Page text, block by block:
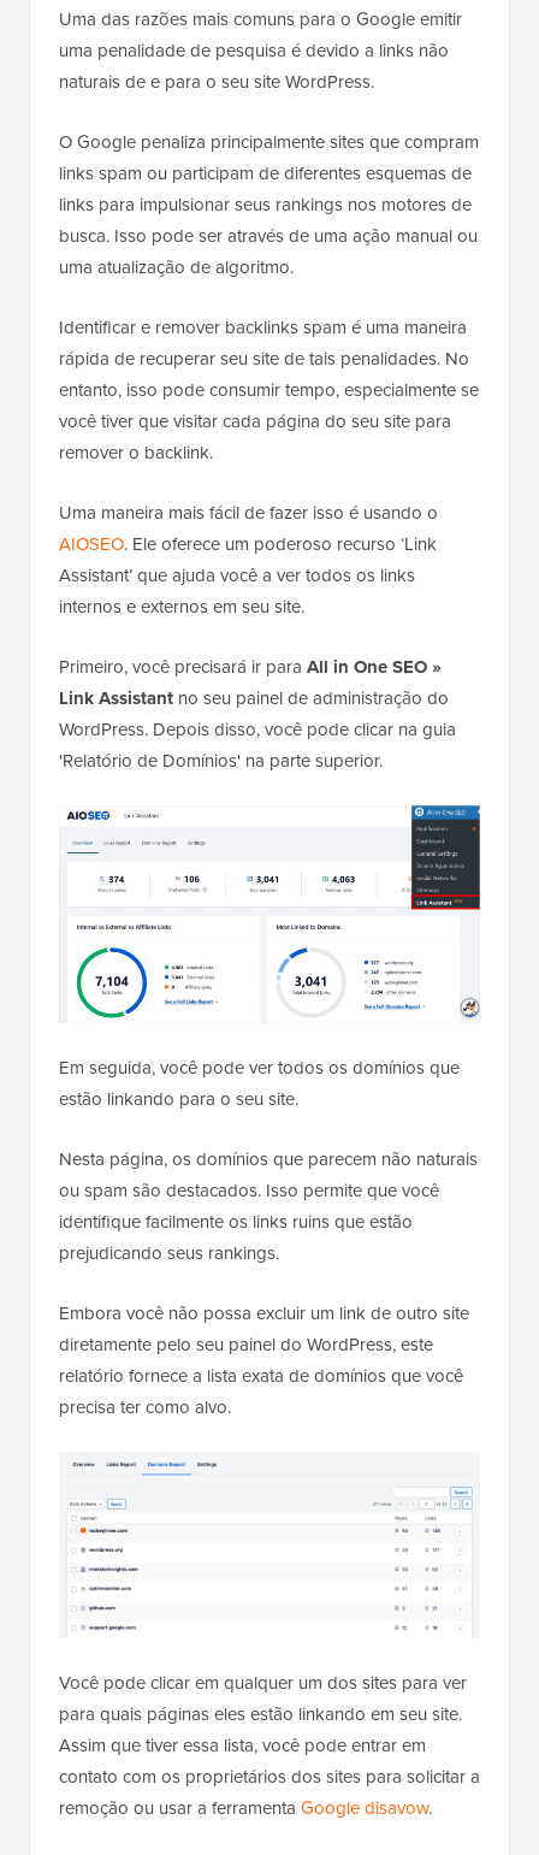
Uma das razões mais comuns para o Google emitir
uma penalidade de pesquisa é devido a links não
naturais de e para o seu site WordPress.
O Google penaliza principalmente sites que compram
links spam ou participam de diferentes esquemas de
links para impulsionar seus rankings nos motores de
busca. Isso pode ser através de uma ação manual ou
uma atualização de algoritmo.
Identificar e remover backlinks spam é uma maneira
rápida de recuperar seu site de tais penalidades. No
entanto, isso pode consumir tempo, especialmente se
você tiver que visitar cada página do seu site para
remover o backlink.
Uma maneira mais fácil de fazer isso é usando o
AIOSEO. Ele oferece um poderoso recurso ‘Link
Assistant’ que ajuda você a ver todos os links
internos e externos em seu site.
Primeiro, você precisará ir para All in One SEO »
Link Assistant no seu painel de administração do
WordPress. Depois disso, você pode clicar na guia
'Relatório de Domínios' na parte superior.
Em seguida, você pode ver todos os domínios que
estão linkando para o seu site.
Nesta página, os domínios que parecem não naturais
ou spam são destacados. Isso permite que você
identifique facilmente os links ruins que estão
prejudicando seus rankings.
Embora você não possa excluir um link de outro site
diretamente pelo seu painel do WordPress, este
relatório fornece a lista exata de domínios que você
precisa ter como alvo.
Você pode clicar em qualquer um dos sites para ver
para quais páginas eles estão linkando em seu site.
Assim que tiver essa lista, você pode entrar em
contato com os proprietários dos sites para solicitar a
remoção ou usar a ferramenta Google disavow.